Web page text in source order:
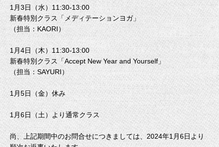
1月3日（水）11:30-13:00
新春特別クラス「メディテーションヨガ」
（担当：KAORI）
1月4日（木）11:30-13:00
新春特別クラス「Accept New Year and Yourself」
（担当：SAYURI）
1月5日（金）休み
1月6日（土）より通常クラス
尚、上記期間中のお問合せにつきましては、2024年1月6日より